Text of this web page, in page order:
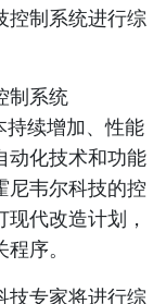
控制系统进行综
制系统
持续增加、性能
动化技术和功能
尼韦尔科技的控
代改造计划，
序。
技专家将进行综